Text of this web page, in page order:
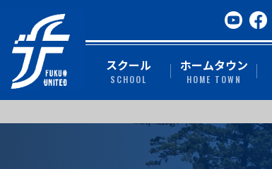
スクール
SCHOOL
ホームタウン
HOME TOWN